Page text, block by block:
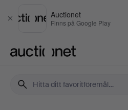
Stäng
Auctionet
Finns på Google Play